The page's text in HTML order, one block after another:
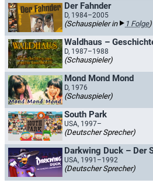
Der Fahnder
D, 1984–2005
(Schauspieler in 1 Folge)
Waldhaus –
D, 1987–1988
(Schauspieler)
Mond Mond Mond
D, 1976
(Schauspieler)
South Park
USA, 1997–
(Deutscher Sprecher)
USA, 1991–1992
(Deutscher Sprecher)